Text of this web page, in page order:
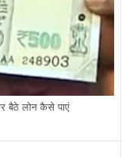
बैठे लोन कैसे पाएं